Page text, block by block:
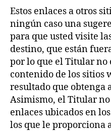
Estos enlaces a otros
ningún caso una
para que usted visite
destino, que están
por lo que el Titular no
contenido de los sitios
resultado que obtenga
Asimismo, el Titular
enlaces ubicados en
los que le proporciona